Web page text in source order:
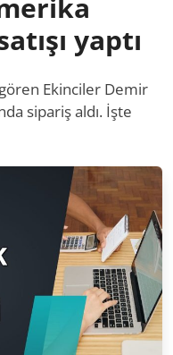
yaptı
Ekinciler Demir
sipariş aldı. İşte